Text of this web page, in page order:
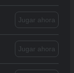
Jugar ahora
Jugar ahora